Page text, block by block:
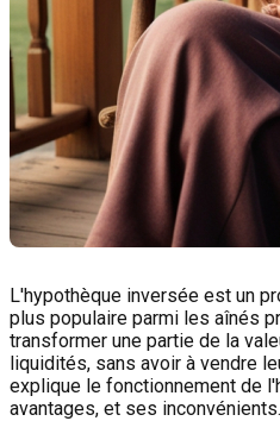
L'hypothèque inversée est un
plus populaire parmi les aînés
transformer une partie de la
liquidités, sans avoir à vendre
explique le fonctionnement de
avantages, et ses inconvénients.